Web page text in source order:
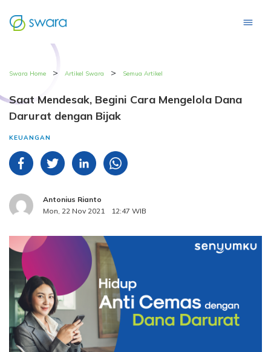
Swara Home > Artikel Swara > Semua Artikel
Saat Mendesak, Begini Cara Mengelola Dana
Darurat dengan Bijak
KEUANGAN
Antonius Rianto
Mon, 22 Nov 2021
12:47 WIB